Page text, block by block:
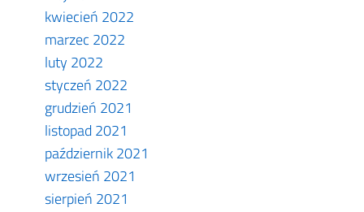
kwiecień 2022
marzec 2022
luty 2022
styczeń 2022
grudzień 2021
listopad 2021
październik 2021
wrzesień 2021
sierpień 2021